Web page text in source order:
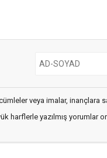
veya imalar, inançlara
harflerle yazılmış yorumlar